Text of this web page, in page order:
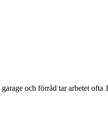
och förråd tar arbetet ofta